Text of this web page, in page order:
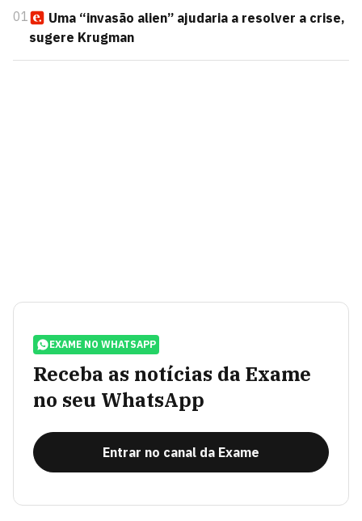
01
Uma “invasão alien” ajudaria a resolver a crise,
sugere Krugman
EXAME NO WHATSAPP
Receba as notícias da Exame
no seu WhatsApp
Entrar no canal da Exame